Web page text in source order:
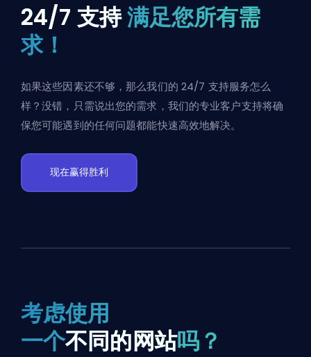
24/7 支持满足您所有需
求！
如果这些因素还不够，那么我们的 24/7 支持服务怎么
样？没错，只需说出您的需求，我们的专业客户支持将确
保您可能遇到的任何问题都能快速高效地解决。
现在赢得胜利
考虑使用
一个不同的网站吗？